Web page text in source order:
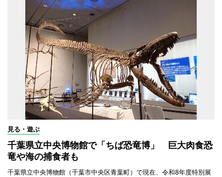
見る・遊ぶ
千葉県立中央博物館で「ちば恐竜博」 巨大肉食恐
竜や海の捕食者も
千葉県立中央博物館（千葉市中央区青葉町）で現在、令和8年度特別展